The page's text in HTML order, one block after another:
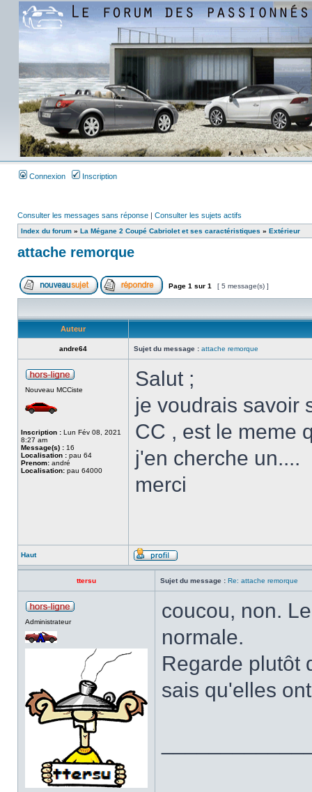
Connexion Inscription
Consulter les messages sans réponse | Consulter les sujets actifs
Index du forum » La Mégane 2 Coupé Cabriolet et ses caractéristiques » Extérieur
attache remorque
Page 1 sur 1 [ 5 message(s) ]
Auteur
andre64 Sujet du message : attache remorque
Nouveau MCCiste
Inscription : Lun Fév 08, 2021
8:27 am
Message(s) : 16
Localisation : pau 64
Prenom: andré
Localisation: pau 64000
Salut ;
je voudrais savoir
CC , est le meme
j'en cherche un....
merci
Haut
ttersu Sujet du message : Re: attache remorque
Administrateur
coucou, non.
normale.
Regarde plutôt
sais qu'elles